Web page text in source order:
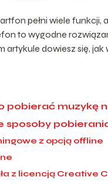
pełni wiele
to wygodne
artykule dowiesz się,
pobierać muzykę
sposoby
z opcją offline
z licencją Creative